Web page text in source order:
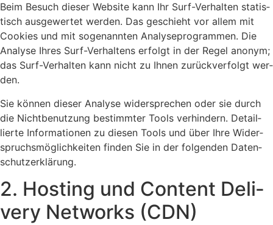
Beim Besuch die­ser Web­site kann Ihr Surf-Ver­hal­ten sta­tis­
tisch aus­ge­wer­tet wer­den. Das geschieht vor allem mit
Coo­kies und mit soge­nann­ten Ana­ly­se­pro­gram­men. Die
Ana­ly­se Ihres Surf-Ver­hal­tens erfolgt in der Regel anonym;
das Surf-Ver­hal­ten kann nicht zu Ihnen zurück­ver­folgt wer­
den.
Sie kön­nen die­ser Ana­ly­se wider­spre­chen oder sie durch
die Nicht­be­nut­zung bestimm­ter Tools ver­hin­dern. Detail­
lier­te Infor­ma­tio­nen zu die­sen Tools und über Ihre Wider­
spruchs­mög­lich­kei­ten fin­den Sie in der fol­gen­den Daten­
schutz­er­klä­rung.
2. Hos­ting und Con­tent Deli­
very Net­works (CDN)